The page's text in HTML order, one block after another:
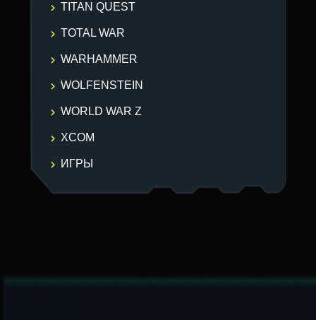
TITAN QUEST
TOTAL WAR
WARHAMMER
WOLFENSTEIN
WORLD WAR Z
XCOM
ИГРЫ